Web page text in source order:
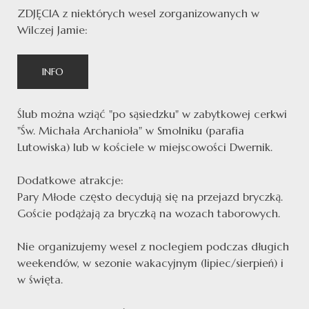
ZDJĘCIA z niektórych wesel zorganizowanych w
Wilczej Jamie:
INFO
Ślub można wziąć "po sąsiedzku" w zabytkowej cerkwi
"Św. Michała Archanioła" w Smolniku (parafia
Lutowiska) lub w kościele w miejscowości Dwernik.
Dodatkowe atrakcje:
Pary Młode często decydują się na przejazd bryczką.
Goście podążają za bryczką na wozach taborowych.
Nie organizujemy wesel z noclegiem podczas długich
weekendów, w sezonie wakacyjnym (lipiec/sierpień) i
w święta.